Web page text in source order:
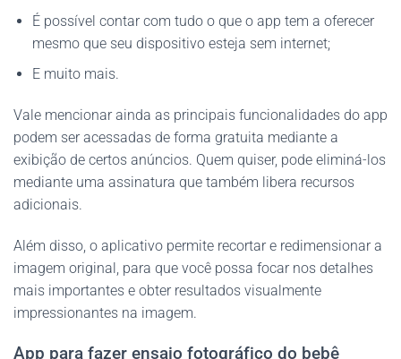
É possível contar com tudo o que o app tem a oferecer
mesmo que seu dispositivo esteja sem internet;
E muito mais.
Vale mencionar ainda as principais funcionalidades do app
podem ser acessadas de forma gratuita mediante a
exibição de certos anúncios. Quem quiser, pode eliminá-los
mediante uma assinatura que também libera recursos
adicionais.
Além disso, o aplicativo permite recortar e redimensionar a
imagem original, para que você possa focar nos detalhes
mais importantes e obter resultados visualmente
impressionantes na imagem.
App para fazer ensaio fotográfico do bebê